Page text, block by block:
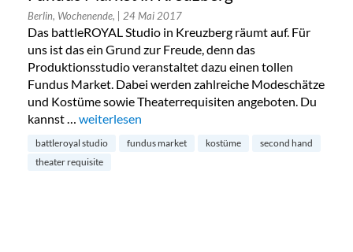
Berlin, Wochenende, | 24 Mai 2017
Das battleROYAL Studio in Kreuzberg räumt auf. Für
uns ist das ein Grund zur Freude, denn das
Produktionsstudio veranstaltet dazu einen tollen
Fundus Market. Dabei werden zahlreiche Modeschätze
und Kostüme sowie Theaterrequisiten angeboten. Du
kannst … „Fundus Market in Kreuzberg“
weiterlesen
battleroyal studio fundus market kostüme
second hand
theater requisite